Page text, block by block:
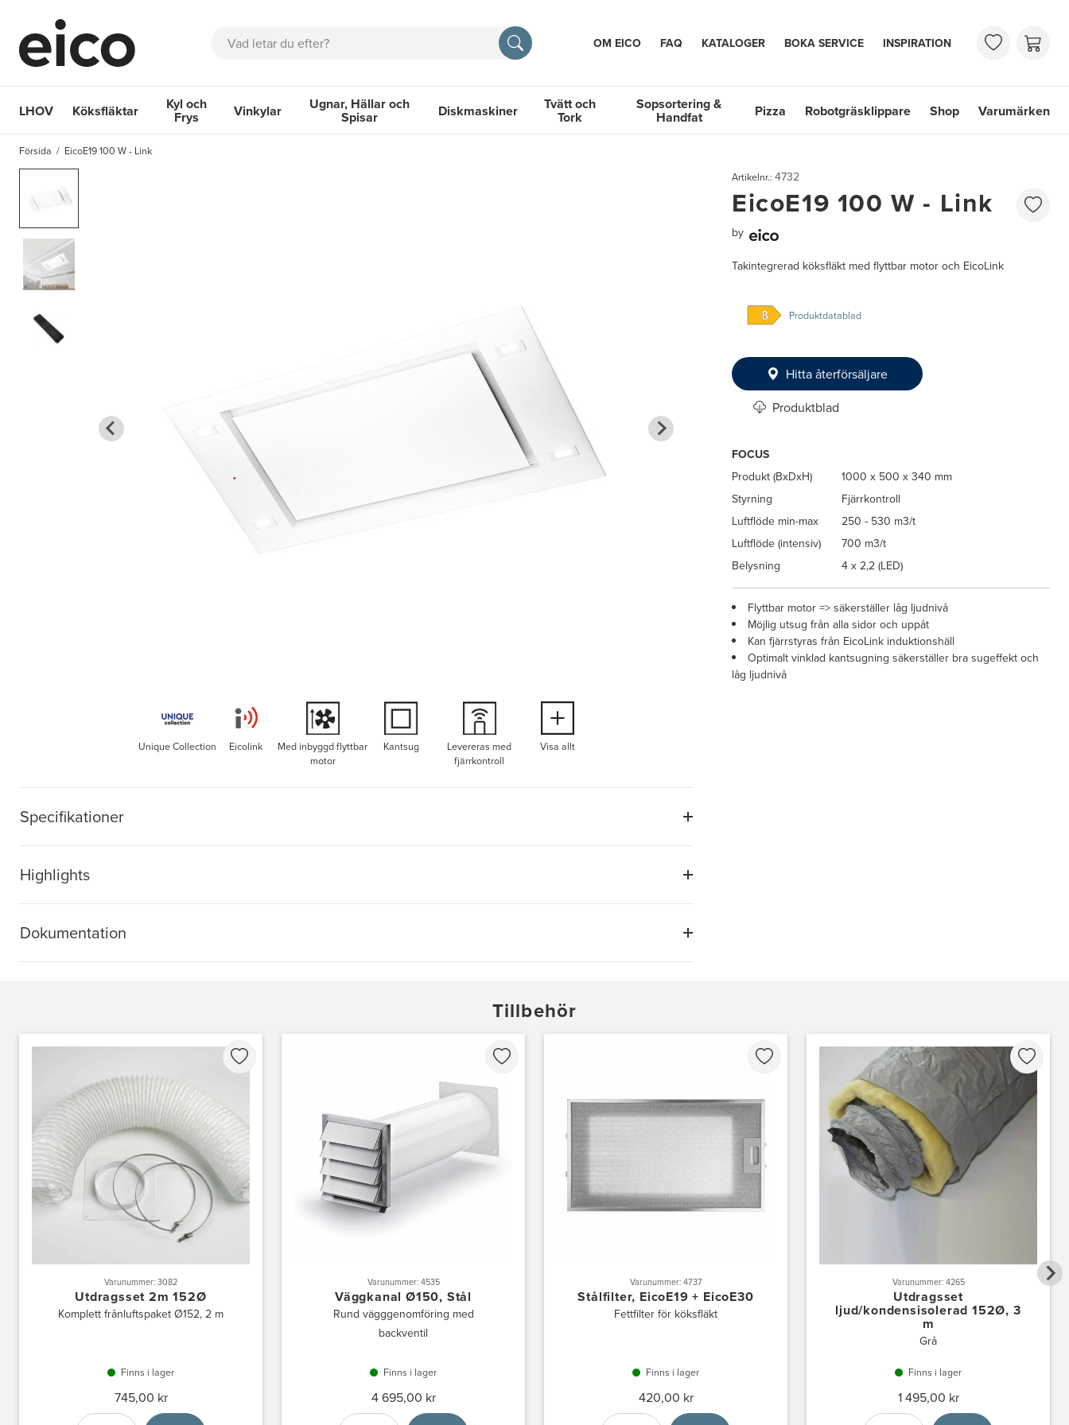
Sök OM EICO FAQ KATALOGER BOKA SERVICE INSPIRATION
LHOV Köksfläktar
Köksfläktar
Kyl och
Frys Vinkylar Ugnar, Hällar och
Spisar Diskmaskiner Tvätt och
Tork
Sopsortering &
Handfat Pizza Robotgräsklippare Shop Varumärken
Försida EicoE19 100 W - Link
Unique Collection Eicolink
Med inbyggd flyttbar
motor
Kantsug
Levereras med
fjärrkontroll
Visa allt
Specifikationer
Highlights
Dokumentation
Artikelnr.: 4732
EicoE19 100 W - Link
by
Takintegrerad köksfläkt med flyttbar motor och EicoLink
Produktdatablad
Hitta återförsäljare
Produktblad
FOCUS
Produkt (BxDxH)
1000 x 500 x 340 mm
Styrning
Fjärrkontroll
Luftflöde min-max
250 - 530 m3/t
Luftflöde (intensiv)
700 m3/t
Belysning
4 x 2,2 (LED)
Flyttbar motor => säkerställer låg ljudnivå
Möjlig utsug från alla sidor och uppåt
Kan fjärrstyras från EicoLink induktionshäll
Optimalt vinklad kantsugning säkerställer bra sugeffekt och
låg ljudnivå
Tillbehör
Varunummer: 3082
Utdragsset 2m 152Ø
Komplett frånluftspaket Ø152, 2 m
Finns i lager
745,00 kr
Varunummer: 4535
Väggkanal Ø150, Stål
Rund vägggenomföring med
backventil
Finns i lager
4 695,00 kr
Varunummer: 4737
Stålfilter, EicoE19 + EicoE30
Fettfilter för köksfläkt
Finns i lager
420,00 kr
Varunummer: 4265
Utdragsset
ljud/kondensisolerad 152Ø, 3
m
Grå
Finns i lager
1 495,00 kr